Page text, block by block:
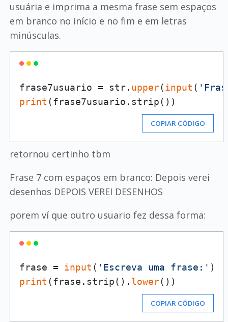
usuária e imprima a mesma frase sem espaços
em branco no início e no fim e em letras
minúsculas.
frase7usuario = str. upper(input (
print
COPIAR CÓDIGO
retornou certinho tbm
Frase 7 com espaços em branco: Depois verei
desenhos DEPOIS VEREI DESENHOS
porem ví que outro usuario fez dessa forma:
frase = input ( 'Escreva uma frase:'
print (frase.strip(). lower
COPIAR CÓDIGO